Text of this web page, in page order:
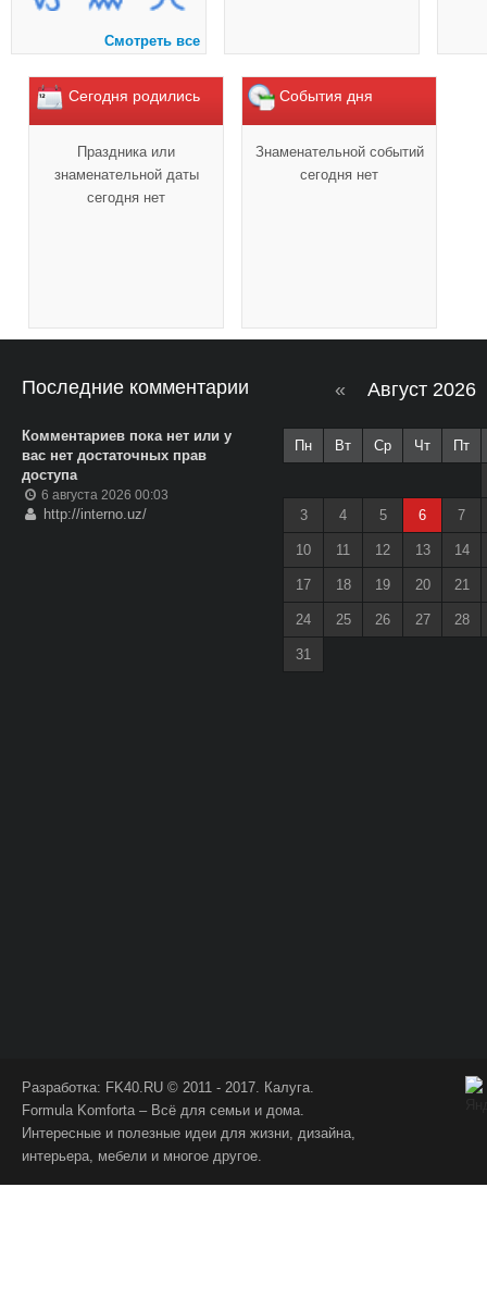
Смотреть все
Сегодня родились
Праздника или
знаменательной даты
сегодня нет
События дня
Знаменательной событий
сегодня нет
Последние комментарии
Комментариев пока нет или у
вас нет достаточных прав
доступа
6 августа 2026 00:03
http://interno.uz/
« Август
Пн Вт Ср Чт Пт
3 4 5 6 7
10 11 12 13 14
17 18 19 20 21
24 25 26 27 28
31
Разработка: FK40.RU © 2011 - 2017. Калуга.
Formula Komforta – Всё для семьи и дома.
Интересные и полезные идеи для жизни, дизайна,
интерьера, мебели и многое другое.